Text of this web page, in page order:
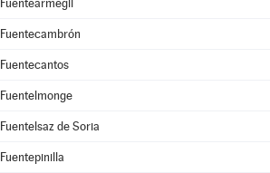
Fuentearmegil
Fuentecambrón
Fuentecantos
Fuentelmonge
Fuentelsaz de Soria
Fuentepinilla